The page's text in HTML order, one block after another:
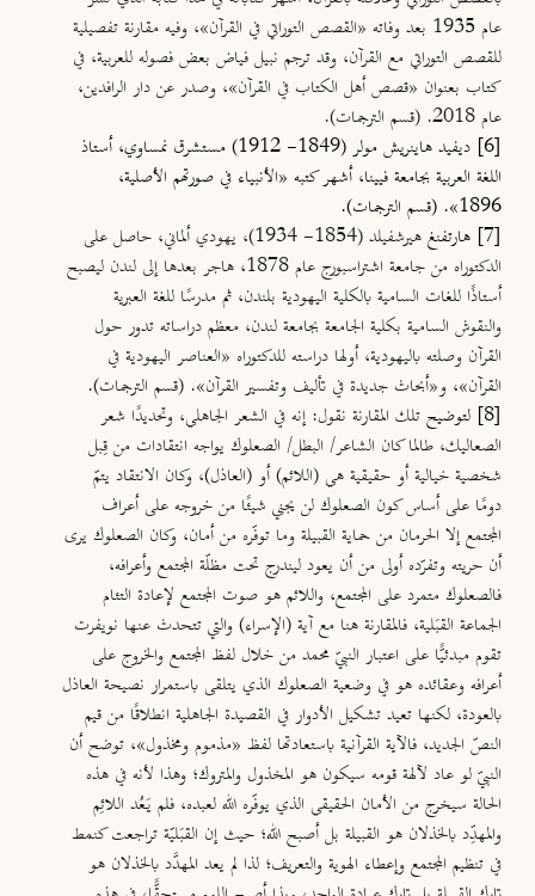
عام 1935 بعد وفاته «القصص التوراتي في القرآن»، وفيه مقارنة تفصيلية
للقصص التوراتي مع القرآن، وقد ترجم نبيل فياض بعض فصوله للعربية، في
كتاب بعنوان «قصص أهل الكتاب في القرآن»، وصدر عن دار الرافدين،
عام 2018. (قسم الترجمات).
[6]
ديفيد هاينريش مولر (1849- 1912) مستشرق نمساوي، أستاذ
اللغة العربية بجامعة فيينا، أشهر كتبه «الأنبياء في صورتهم الأصلية،
1896». (قسم الترجمات).
[7] هارتفنغ
هيرشفيلد (1854- 1934)، يهودي ألماني، حاصل على
الدكتوراه من جامعة اشتراسبورج عام 1878، هاجر بعدها إلى لندن ليصبح
أستاذًا للغات السامية بالكلية اليهودية بلندن، ثم مدرسًا للغة العبرية
والنقوش السامية بكلية الجامعة بجامعة لندن، معظم دراساته تدور حول
القرآن وصلته باليهودية، أولها دراسته للدكتوراه «العناصر اليهودية في
القرآن»، و«أبحاث جديدة في تأليف وتفسير القرآن». (قسم الترجمات).
[8]
لتوضيحتلك المقارنة نقول: إنه في الشعر الجاهلي، وتحديدًا شعر
الصعاليك، طالما كان الشاعر/ البطل/ الصعلوك يواجه انتقادات من قِبل
شخصية خيالية أو حقيقية هي (اللائم) أو (العاذل)، وكان الانتقاد يتمّ
دومًا على أساس كون الصعلوك لن يجني شيئًا من خروجه على أعراف
المجتمع إلا الحرمان من حماية القبيلة وما توفّره من أمان، وكان الصعلوك يرى
أن حريته وتفرّده أولى من أن يعود ليندرج تحت مظلّة المجتمع وأعرافه،
فالصعلوك متمرد على المجتمع، واللائم هو صوت المجتمع لإعادة التئام
الجماعة القبَلية، فالمقارنة هنا مع آية (الإسراء) والتي تتحدث عنها نويفرت
تقوم مبدئيًّا على اعتبار النبيّ محمد من خلال لفظ المجتمع والخروج على
أعرافه وعقائده هو في وضعية الصعلوك الذي يتلقى باستمرار نصيحة العاذل
بالعودة، لكنها تعيد تشكيل الأدوار في القصيدة الجاهلية انطلاقًا من قيم
النصّ الجديد، فالآية القرآنية باستعادتها لفظ «مذموم ومخذول»، توضح أن
النبيّ لو عاد لآلهة قومه سيكون هو المخذول والمتروك؛ وهذا لأنه في هذه
الحالة سيخرج من الأمان الحقيقي الذي يوفّره الله لعبده، فلم يَعُد اللائِم
والمهدِّد بالخذلان هو القبيلة بل أصبح الله؛ حيث إن القبَليّة تراجعت كنمط
في تنظيم المجتمع وإعطاء الهوية والتعريف؛ لذا لم يعد المهدَّد بالخذلان هو